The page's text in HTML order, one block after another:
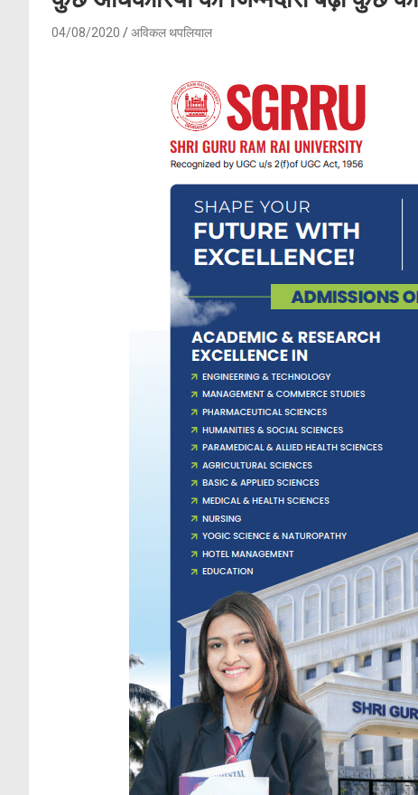
04/08/2020 अविकल थपलियाल